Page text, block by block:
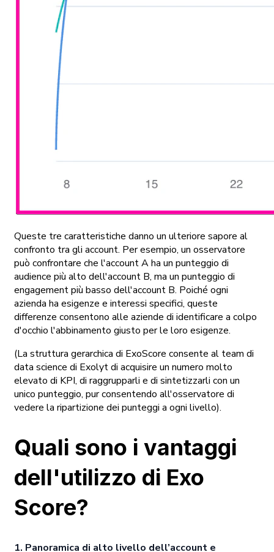
Queste tre caratteristiche danno un ulteriore sapore al
confronto tra gli account. Per esempio, un osservatore
può confrontare che l'account A ha un punteggio di
audience più alto dell'account B, ma un punteggio di
engagement più basso dell'account B. Poiché ogni
azienda ha esigenze e interessi specifici, queste
differenze consentono alle aziende di identificare a colpo
d'occhio l'abbinamento giusto per le loro esigenze.
(La struttura gerarchica di ExoScore consente al team di
data science di Exolyt di acquisire un numero molto
elevato di KPI, di raggrupparli e di sintetizzarli con un
unico punteggio, pur consentendo all'osservatore di
vedere la ripartizione dei punteggi a ogni livello).
Quali sono i vantaggi
dell'utilizzo di Exo
Score?
1. Panoramica di alto livello dell’account e